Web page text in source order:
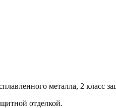
металла, 2 класс
отделкой.